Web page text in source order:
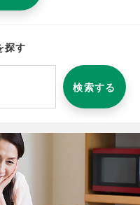
探す
検索する